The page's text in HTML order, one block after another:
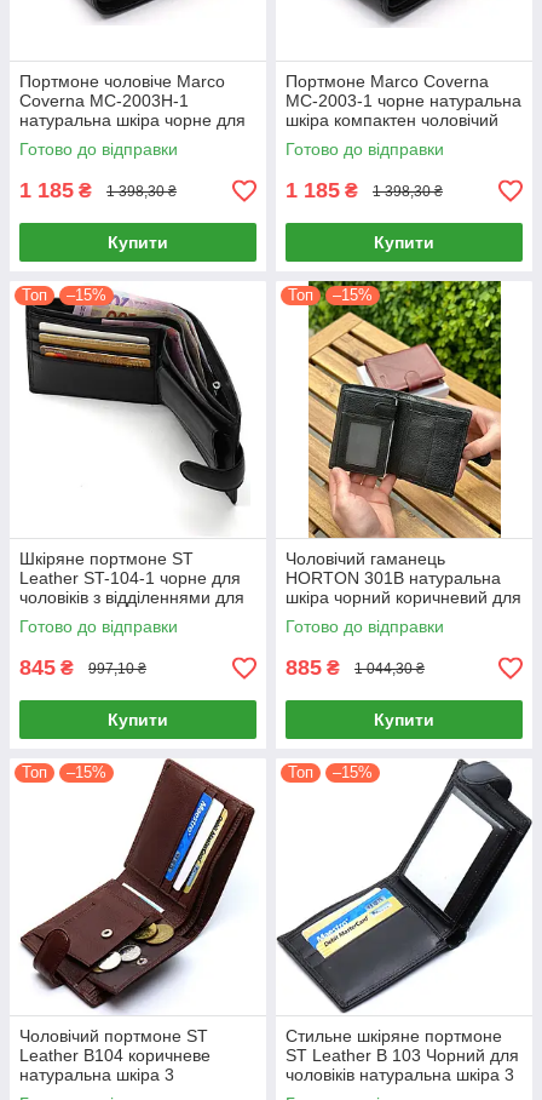
Портмоне чоловіче Marco
Coverna MC-2003Н-1
натуральна шкіра чорне для
грошей та карток
Готово до відправки
1 185 ₴ 1 398,30 ₴
Купити
Портмоне Marco Coverna
MC-2003-1 чорне натуральна
шкіра компактен чоловічий
для купюр карток монет
Готово до відправки
1 185 ₴ 1 398,30 ₴
Купити
Топ –15%
Шкіряне портмоне ST
Leather ST-104-1 чорне для
чоловіків з відділеннями для
грошей і карток
Готово до відправки
845 ₴ 997,10 ₴
Купити
Топ –15%
Чоловічий гаманець
HORTON 301B натуральна
шкіра чорний коричневий для
документів і карток
Готово до відправки
885 ₴ 1 044,30 ₴
Купити
Топ –15%
Чоловічий портмоне ST
Leather B104 коричневе
натуральна шкіра 3
відділення для купюр 3
Топ –15%
Стильне шкіряне портмоне
ST Leather В 103 Чорний для
чоловіків натуральна шкіра 3
відділення для купюр